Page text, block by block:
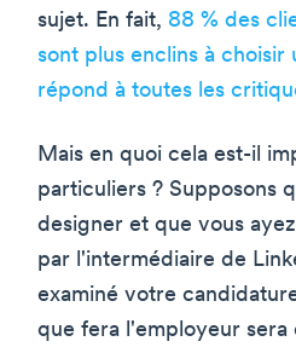
sujet. En fait, 88 % des
sont plus enclins à choisir
répond à toutes les
Mais en quoi cela est-il
particuliers ? Supposons
designer et que vous
par l'intermédiaire de
examiné votre
que fera l'employeur